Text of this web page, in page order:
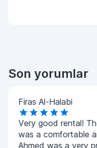
Son yorumlar
Firas Al-Halabi
Very good rental!
was a comfortable
Ahmed was a very